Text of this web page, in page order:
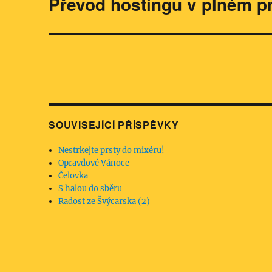
SOUVISEJÍCÍ PŘÍSPĚVKY
Nestrkejte prsty do mixéru!
Opravdové Vánoce
Čelovka
S halou do sběru
Radost ze Švýcarska (2)